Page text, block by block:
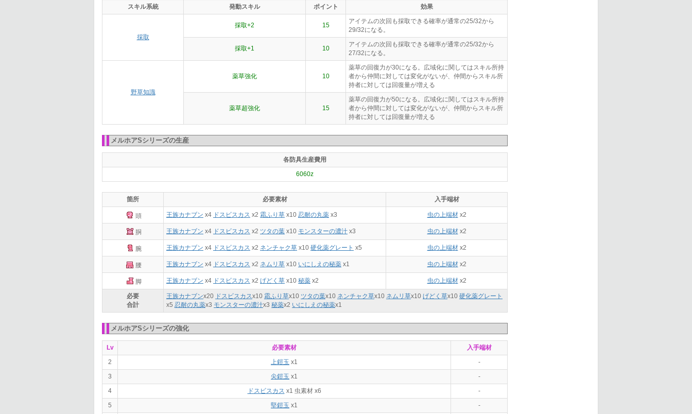
スキル系統 発動スキル ポイント 効果
採取
採取+2 15
アイテムの次回も採取できる確率が通常の25/32から
29/32になる。
採取+1 10
アイテムの次回も採取できる確率が通常の25/32から
27/32になる。
野草知識
薬草強化 10
薬草の回復力が30になる。広域化に関してはスキル所持
者から仲間に対しては変化がないが、仲間からスキル所
持者に対しては回復量が増える
薬草超強化 15
薬草の回復力が50になる。広域化に関してはスキル所持
者から仲間に対しては変化がないが、仲間からスキル所
持者に対しては回復量が増える
メルホアSシリーズの生産
各防具生産費用
6060z
箇所 必要素材 入手端材
頭 王族カナブン x4 ドスビスカス x2 霜ふり草 x10 忍耐の丸薬 x3 虫の上端材x2
胴 王族カナブン x4 ドスビスカス x2 ツタの葉 x10 モンスターの濃汁 x3 虫の上端材x2
腕 王族カナブン x4 ドスビスカス x2 ネンチャク草 x10 硬化薬グレート x5 虫の上端材x2
腰 王族カナブン x4 ドスビスカス x2 ネムリ草 x10 いにしえの秘薬 x1 虫の上端材x2
脚 王族カナブン x4 ドスビスカス x2 げどく草 x10 秘薬 x2 虫の上端材x2
必要
合計
王族カナブンx20 ドスビスカスx10 霜ふり草x10 ツタの葉x10 ネンチャク草x10 ネムリ草x10 げどく草x10 硬化薬グレート
x5 忍耐の丸薬x3 モンスターの濃汁x3 秘薬x2 いにしえの秘薬x1
メルホアSシリーズの強化
Lv 必要素材
入手端材
2
上鎧玉 x1
-
3
尖鎧玉 x1
-
4
ドスビスカス x1 虫素材 x6
-
5
堅鎧玉 x1
-